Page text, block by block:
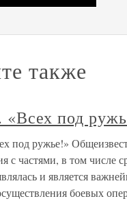
также
«Всех под
под ружье!»
с частями, в том числе
и является
боевых